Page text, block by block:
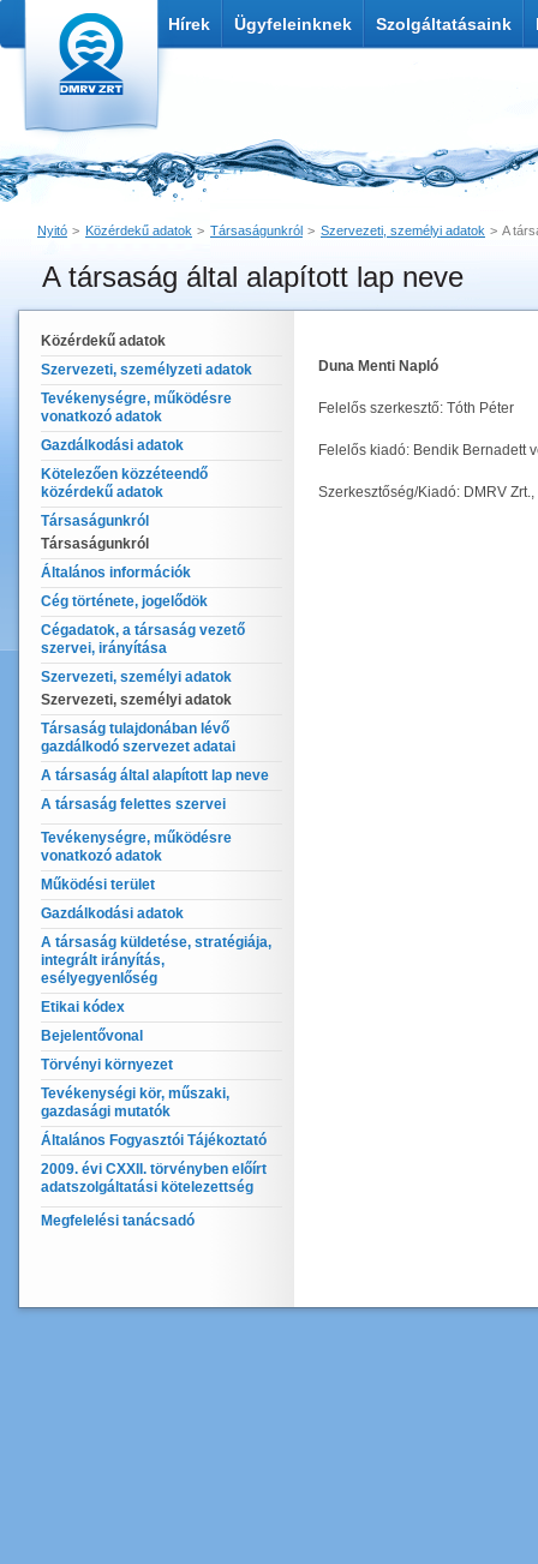
Hírek Ügyfeleinknek Szolgáltatásaink
Nyitó Közérdekű adatok Társaságunkról Szervezeti, személyi adatok A
A társaság által alapított lap neve
Link küldése
Nyomtatás
Közérdekű adatok
Szervezeti, személyzeti adatok
Tevékenységre, működésre
vonatkozó adatok
Gazdálkodási adatok
Kötelezően közzéteendő
közérdekű adatok
Társaságunkról
Társaságunkról
Általános információk
Cég története, jogelődök
Cégadatok, a társaság vezető
szervei, irányítása
Szervezeti, személyi adatok
Szervezeti, személyi adatok
Társaság tulajdonában lévő
gazdálkodó szervezet adatai
A társaság által alapított lap neve
A társaság felettes szervei
Tevékenységre, működésre
vonatkozó adatok
Működési terület
Gazdálkodási adatok
A társaság küldetése, stratégiája,
integrált irányítás,
esélyegyenlőség
Etikai kódex
Bejelentővonal
Törvényi környezet
Tevékenységi kör, műszaki,
gazdasági mutatók
Általános Fogyasztói Tájékoztató
2009. évi CXXII. törvényben előírt
adatszolgáltatási kötelezettség
Megfelelési tanácsadó
Duna Menti Napló
Felelős szerkesztő: Tóth Péter
Felelős kiadó: Bendik Bernadett
Szerkesztőség/Kiadó: DMRV